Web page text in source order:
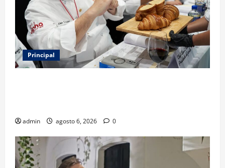
Principal
admin agosto 6, 2026 0